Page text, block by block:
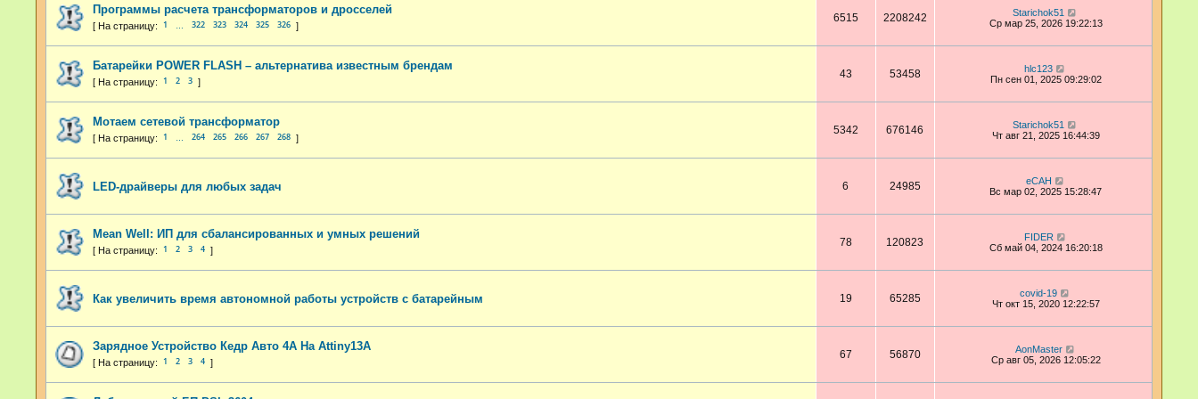
Программы расчета трансформаторов и дросселей
1 322 323 324 325 326
6515 2208242
Starichok51
Ср мар 25, 2026 19:22:13
Батарейки POWER FLASH – альтернатива известным брендам
1 2 3
43 53458
hlc123
Пн сен 01, 2025 09:29:02
Мотаем сетевой трансформатор
1 264 265 266 267 268
5342 676146
Starichok51
Чт авг 21, 2025 16:44:39
LED-драйверы для любых задач 6 24985
eCAH
Вс мар 02, 2025 15:28:47
Mean Well: ИП для сбалансированных и умных решений
1 2 3 4
78 120823
FIDER
Сб май 04, 2024 16:20:18
Как увеличить время автономной работы устройств с батарейным 19 65285
covid-19
Чт окт 15, 2020 12:22:57
Зарядное Устройство Кедр Авто 4А На Attiny13A
1 2 3 4
67 56870
AonMaster
Ср авг 05, 2026 12:05:22